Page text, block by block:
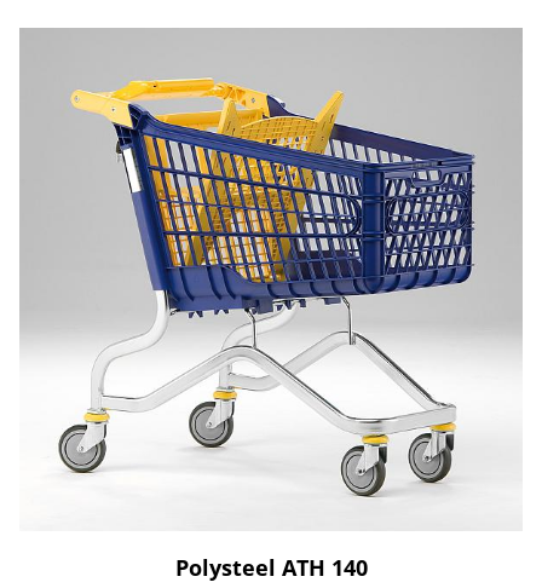
Polysteel ATH 140